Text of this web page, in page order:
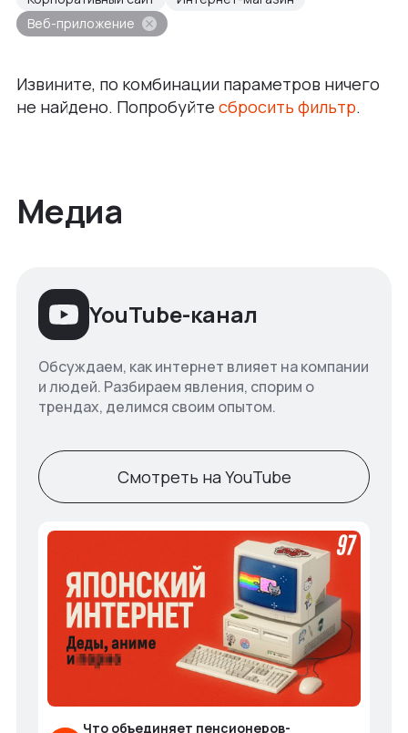
Веб-приложение
Извините, по комбинации параметров ничего
не найдено. Попробуйте сбросить фильтр.
Медиа
YouTube-канал
Обсуждаем, как интернет влияет на компании
и людей. Разбираем явления, спорим о
трендах, делимся своим опытом.
Смотреть на YouTube
Что объединяет пенсионеров-